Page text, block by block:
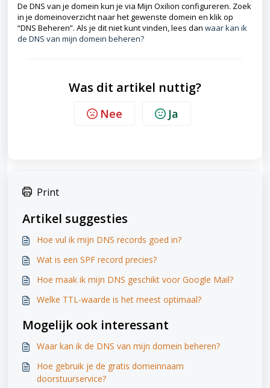
De DNS van je domein kun je via Mijn Oxilion configureren. Zoek
in je domeinoverzicht naar het gewenste domein en klik op
“DNS Beheren”. Als je dit niet kunt vinden, lees dan waar kan ik
de DNS van mijn domein beheren?
Was dit artikel nuttig?
Nee Ja
Print
Artikel suggesties
Hoe vul ik mijn DNS records goed in?
Wat is een SPF record precies?
Hoe maak ik mijn DNS geschikt voor Google Mail?
Welke TTL-waarde is het meest optimaal?
Mogelijk ook interessant
Waar kan ik de DNS van mijn domein beheren?
Hoe gebruik je de gratis domeinnaam
doorstuurservice?